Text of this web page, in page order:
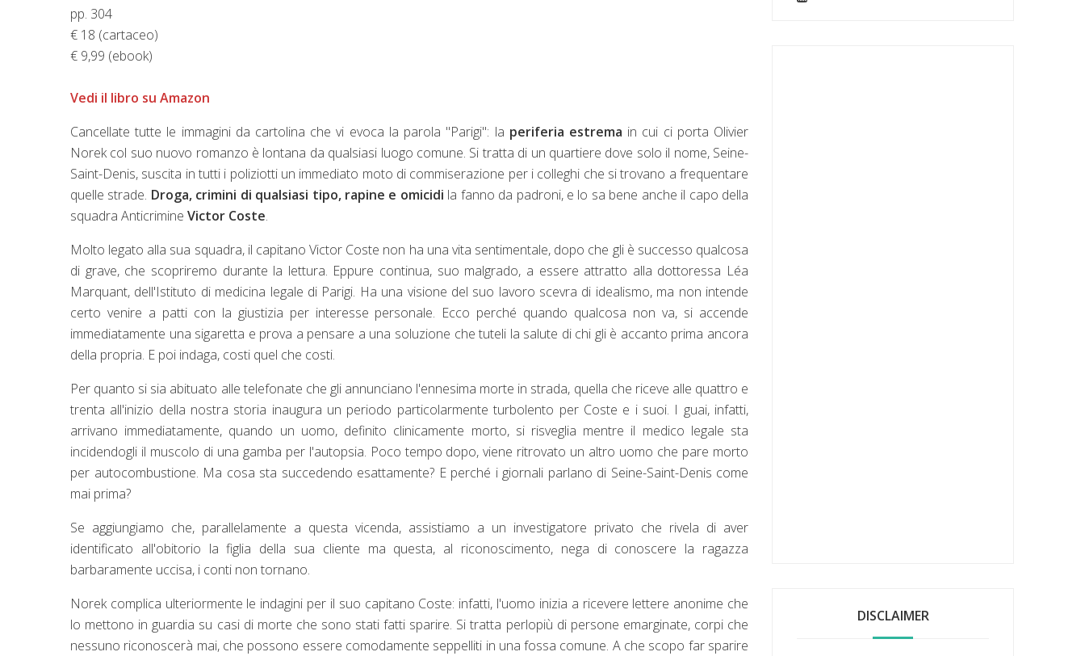
pp. 304
€ 18 (cartaceo)
€ 9,99 (ebook)
Vedi il libro su Amazon
Cancellate tutte le immagini da cartolina che vi evoca la parola "Parigi": la periferia estrema in cui ci porta Olivier
Norek col suo nuovo romanzo è lontana da qualsiasi luogo comune. Si tratta di un quartiere dove solo il nome, Seine-
Saint-Denis, suscita in tutti i poliziotti un immediato moto di commiserazione per i colleghi che si trovano a frequentare
quelle strade. Droga, crimini di qualsiasi tipo, rapine e omicidi la fanno da padroni, e lo sa bene anche il capo della
squadra Anticrimine Victor Coste.
Molto legato alla sua squadra, il capitano Victor Coste non ha una vita sentimentale, dopo che gli è successo qualcosa
di grave, che scopriremo durante la lettura. Eppure continua, suo malgrado, a essere attratto alla dottoressa Léa
Marquant, dell'Istituto di medicina legale di Parigi. Ha una visione del suo lavoro scevra di idealismo, ma non intende
certo venire a patti con la giustizia per interesse personale. Ecco perché quando qualcosa non va, si accende
immediatamente una sigaretta e prova a pensare a una soluzione che tuteli la salute di chi gli è accanto prima ancora
della propria. E poi indaga, costi quel che costi.
Per quanto si sia abituato alle telefonate che gli annunciano l'ennesima morte in strada, quella che riceve alle quattro e
trenta all'inizio della nostra storia inaugura un periodo particolarmente turbolento per Coste e i suoi. I guai, infatti,
arrivano immediatamente, quando un uomo, definito clinicamente morto, si risveglia mentre il medico legale sta
incidendogli il muscolo di una gamba per l'autopsia. Poco tempo dopo, viene ritrovato un altro uomo che pare morto
per autocombustione. Ma cosa sta succedendo esattamente? E perché i giornali parlano di Seine-Saint-Denis come
mai prima?
Se aggiungiamo che, parallelamente a questa vicenda, assistiamo a un investigatore privato che rivela di aver
identificato all'obitorio la figlia della sua cliente ma questa, al riconoscimento, nega di conoscere la ragazza
barbaramente uccisa, i conti non tornano.
Norek complica ulteriormente le indagini per il suo capitano Coste: infatti, l'uomo inizia a ricevere lettere anonime che
lo mettono in guardia su casi di morte che sono stati fatti sparire. Si tratta perlopiù di persone emarginate, corpi che
nessuno riconoscerà mai, che possono essere comodamente seppelliti in una fossa comune. A che scopo far sparire
DISCLAIMER